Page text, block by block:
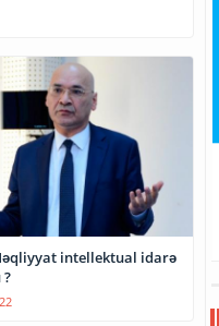
intellektual idarə